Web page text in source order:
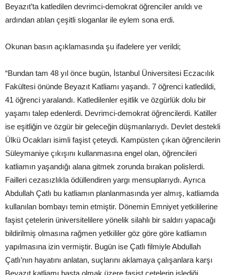
Beyazıt’ta katledilen devrimci-demokrat öğrenciler anıldı ve
ardından atılan çeşitli sloganlar ile eylem sona erdi.
Okunan basın açıklamasında şu ifadelere yer verildi;
“Bundan tam 48 yıl önce bugün, İstanbul Üniversitesi Eczacılık
Fakültesi önünde Beyazıt Katliamı yaşandı. 7 öğrenci katledildi,
41 öğrenci yaralandı. Katledilenler eşitlik ve özgürlük dolu bir
yaşamı talep edenlerdi. Devrimci-demokrat öğrencilerdi. Katiller
ise eşitliğin ve özgür bir geleceğin düşmanlarıydı. Devlet destekli
Ülkü Ocakları isimli faşist çeteydi. Kampüsten çıkan öğrencilerin
Süleymaniye çıkışını kullanmasına engel olan, öğrencileri
katliamın yaşandığı alana gitmek zorunda bırakan polislerdi.
Failleri cezasızlıkla ödüllendiren yargı mensuplarıydı. Ayrıca
Abdullah Çatlı bu katliamın planlanmasında yer almış, katliamda
kullanılan bombayı temin etmiştir. Dönemin Emniyet yetkililerine
faşist çetelerin üniversitelilere yönelik silahlı bir saldırı yapacağı
bildirilmiş olmasına rağmen yetkililer göz göre göre katliamın
yapılmasına izin vermiştir. Bugün ise Çatlı filmiyle Abdullah
Çatlı’nın hayatını anlatan, suçlarını aklamaya çalışanlara karşı
Beyazıt katliamı başta olmak üzere faşist çetelerin işlediği